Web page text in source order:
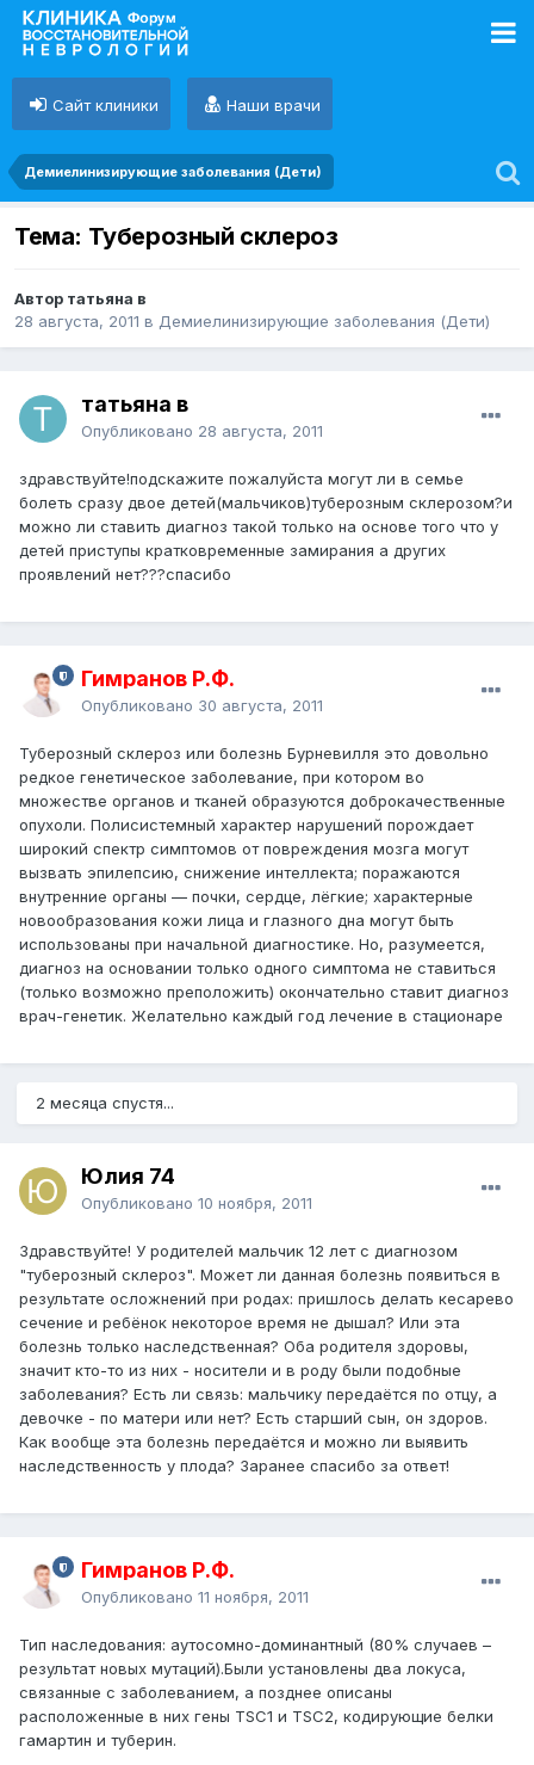
Сайт клиники Наши врачи
Демиелинизирующие заболевания (Дети)
Тема: Туберозный склероз
Автор татьяна в
28 августа, 2011 в Демиелинизирующие заболевания (Дети)
татьяна в
Опубликовано 28 августа, 2011
здравствуйте!подскажите пожалуйста могут ли в семье
болеть сразу двое детей(мальчиков)туберозным склерозом?и
можно ли ставить диагноз такой только на основе того что у
детей приступы кратковременные замирания а других
проявлений нет???спасибо
Гимранов Р.Ф.
Опубликовано 30 августа, 2011
Туберозный склероз или болезнь Бурневилля это довольно
редкое генетическое заболевание, при котором во
множестве органов и тканей образуются доброкачественные
опухоли. Полисистемный характер нарушений порождает
широкий спектр симптомов от повреждения мозга могут
вызвать эпилепсию, снижение интеллекта; поражаются
внутренние органы — почки, сердце, лёгкие; характерные
новообразования кожи лица и глазного дна могут быть
использованы при начальной диагностике. Но, разумеется,
диагноз на основании только одного симптома не ставиться
(только возможно преположить) окончательно ставит диагноз
врач-генетик. Желательно каждый год лечение в стационаре
2 месяца спустя...
Юлия 74
Опубликовано 10 ноября, 2011
Здравствуйте! У родителей мальчик 12 лет с диагнозом
"туберозный склероз". Может ли данная болезнь появиться в
результате осложнений при родах: пришлось делать кесарево
сечение и ребёнок некоторое время не дышал? Или эта
болезнь только наследственная? Оба родителя здоровы,
значит кто-то из них - носители и в роду были подобные
заболевания? Есть ли связь: мальчику передаётся по отцу, а
девочке - по матери или нет? Есть старший сын, он здоров.
Как вообще эта болезнь передаётся и можно ли выявить
наследственность у плода? Заранее спасибо за ответ!
Гимранов Р.Ф.
Опубликовано 11 ноября, 2011
Тип наследования: аутосомно-доминантный (80% случаев –
результат новых мутаций).Были установлены два локуса,
связанные с заболеванием, а позднее описаны
расположенные в них гены TSC1 и TSC2, кодирующие белки
гамартин и туберин.